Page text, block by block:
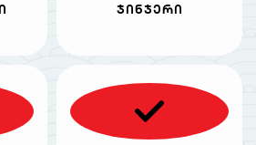
ჯინჯერი